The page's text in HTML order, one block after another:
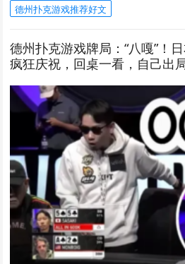
德州扑克游戏推荐好文
德州扑克游戏牌局：“八嘎”！
疯狂庆祝，回桌一看，自己出